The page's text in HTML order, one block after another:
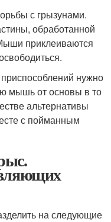
с грызунами.
обработанной
приклеиваются
нужно
мышь от основы в то
альтернативы
с пойманным
на следующие